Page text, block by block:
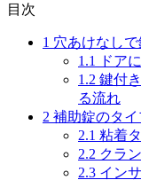
目次
1 穴あけなし
1.1
ドア
1.2 鍵付
る流れ
2 補助錠のタ
2.1 粘着
2.2 クラ
2.3 イン